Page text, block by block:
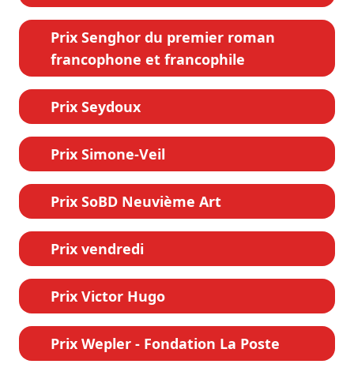
Prix Senghor du premier roman
francophone et francophile
Prix Seydoux
Prix Simone-Veil
Prix SoBD Neuvième Art
Prix vendredi
Prix Victor Hugo
Prix Wepler - Fondation La Poste